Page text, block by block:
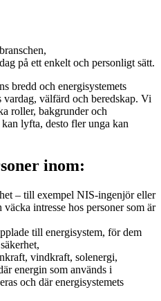
på ett enkelt och personligt sätt.
bredd och energisystemets
välfärd och beredskap. Vi
roller, bakgrunder och
lyfta, desto fler unga kan
inom:
– till exempel NIS-ingenjör eller
intresse hos personer som är
till energisystem, för dem
vindkraft, solenergi,
energin som används i
och där energisystemets